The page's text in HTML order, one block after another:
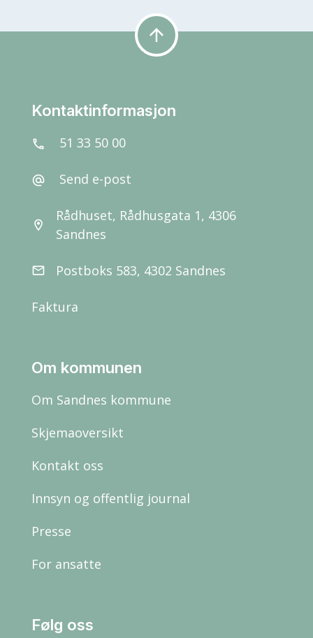
arrow_upward
Kontaktinformasjon
call 51 33 50 00
alternate_email Send e-post
location_on
Rådhuset, Rådhusgata 1, 4306
Sandnes
email Postboks 583, 4302 Sandnes
Faktura
Om kommunen
Om Sandnes kommune
Skjemaoversikt
Kontakt oss
Innsyn og offentlig journal
Presse
For ansatte
Følg oss